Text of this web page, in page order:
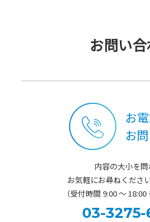
お問い
お
お
内容の大小を問
お気軽にお尋ねくださ
（受付時間 9:00 ～
03-